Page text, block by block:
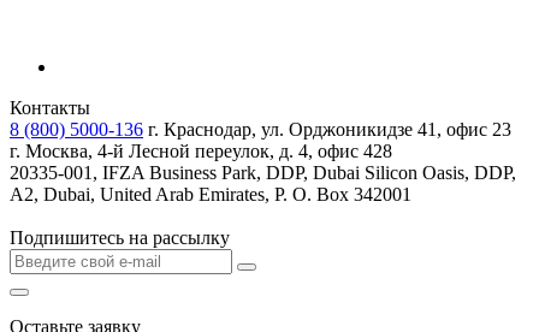
Контакты
8 (800) 5000-136 г. Краснодар, ул. Орджоникидзе 41, офис 23
г. Москва, 4-й Лесной переулок, д. 4, офис 428
20335-001, IFZA Business Park, DDP, Dubai Silicon Oasis, DDP,
A2, Dubai, United Arab Emirates, P. O. Box 342001
Подпишитесь на рассылку
Оставьте заявку